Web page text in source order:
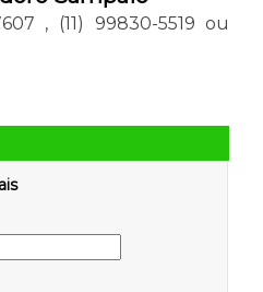
, (11) 99830-5519 ou